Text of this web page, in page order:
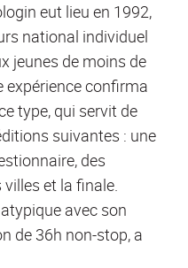
eut lieu en 1992,
national individuel
jeunes de moins de
expérience confirma
type, qui servit de
suivantes : une
des
et la finale.
avec son
de 36h non-stop, a